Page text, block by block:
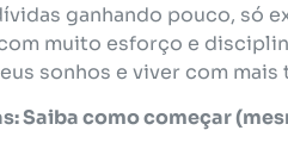
ganhando pouco, só
muito esforço e
sonhos e viver com
Saiba como começar